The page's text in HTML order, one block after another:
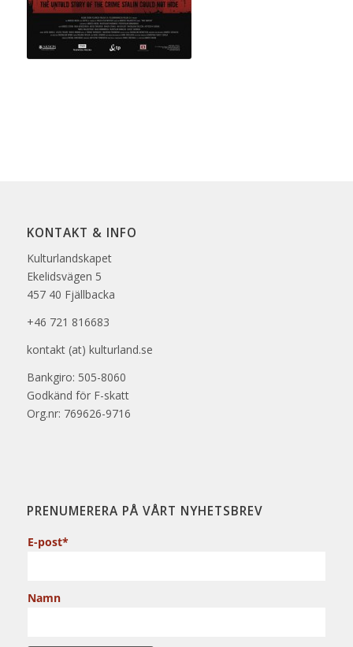
KONTAKT & INFO
Kulturlandskapet
Ekelidsvägen 5
457 40 Fjällbacka
+46 721 816683
kontakt (at) kulturland.se
Bankgiro: 505-8060
Godkänd för F-skatt
Org.nr: 769626-9716
PRENUMERERA PÅ VÅRT NYHETSBREV
E-post*
Namn